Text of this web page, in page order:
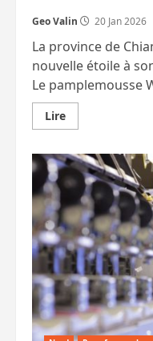
Geo Valin 20 Jan 2026
La province de
nouvelle étoile à
Le pamplemousse
LireEn
savoir
Chiang
Rai
:
pamplemousse
Wiang
Kaen
décroche
l’appellation
GI